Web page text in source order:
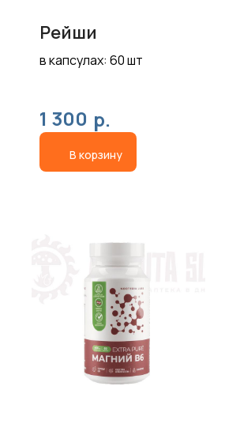
Рейши
в капсулах: 60 шт
1 300 р.
В корзину